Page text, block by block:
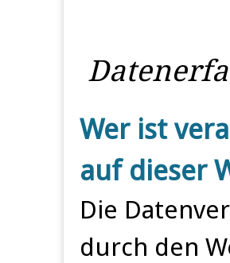
Wer ist
auf dieser
Die
durch den